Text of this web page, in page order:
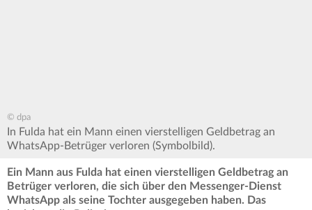
© dpa
In Fulda hat ein Mann einen vierstelligen Geldbetrag an
WhatsApp-Betrüger verloren (Symbolbild).
Ein Mann aus Fulda hat einen vierstelligen Geldbetrag an
Betrüger verloren, die sich über den Messenger-Dienst
WhatsApp als seine Tochter ausgegeben haben. Das